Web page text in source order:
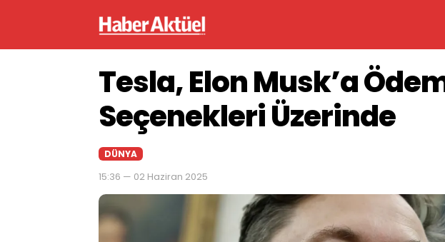
Tesla, Elon Musk’a
Seçenekleri Üzerinde
DÜNYA
15:36 — 02 Haziran 2025